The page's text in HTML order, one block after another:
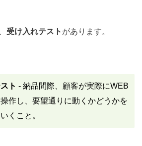
受け入れテスト があります。
ト - 納品間際、顧客が実際にWEB
作し、要望通りに動くかどうかを
くこと。